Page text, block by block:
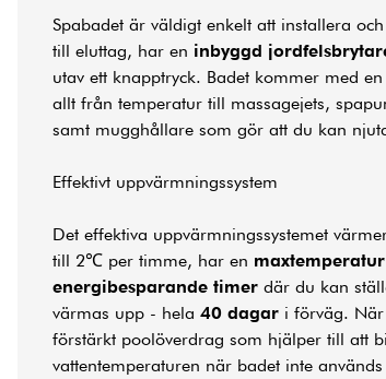
Spabadet är väldigt enkelt att installera
till eluttag, har en inbyggd
utav ett knapptryck. Badet kommer med
allt från temperatur till massagejets,
samt mugghållare som gör att du kan
Effektivt uppvärmningssystem
Det effektiva uppvärmningssystemet
till 2℃ per timme, har en
energibesparande timer där du kan
värmas upp - hela 40 dagar i förväg.
förstärkt poolöverdrag som hjälper till att
vattentemperaturen när badet inte